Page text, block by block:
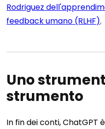
Rodriguez
feedback umano (RLHF).
Uno
strumento
In fin dei conti, ChatGPT